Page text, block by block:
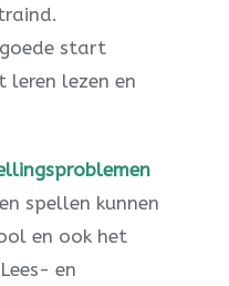
start
leren lezen en
spellen kunnen
en ook het
en